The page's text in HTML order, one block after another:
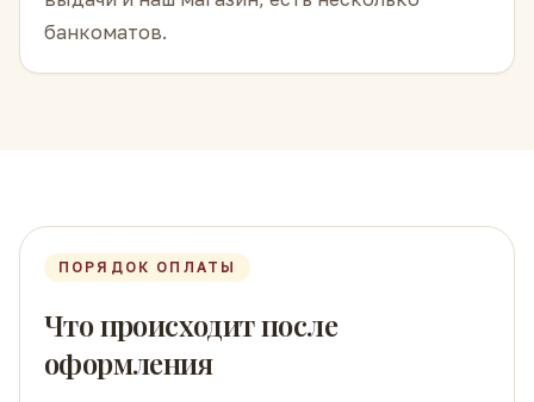
банкоматов.
ПОРЯДОК ОПЛАТЫ
Что происходит после
оформления